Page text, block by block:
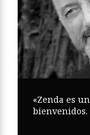
«Zenda es
bienvenidos.